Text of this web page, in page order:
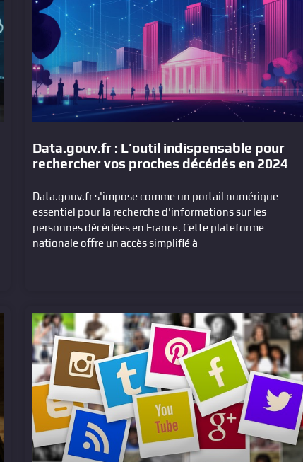
Data.gouv.fr : L’outil indispensable pour
rechercher vos proches décédés en 2024
Data.gouv.fr s'impose comme un portail numérique
essentiel pour la recherche d'informations sur les
personnes décédées en France. Cette plateforme
nationale offre un accès simplifié à